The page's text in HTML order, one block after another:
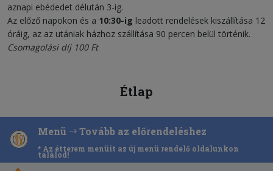
aznapi ebédedet délután 3-ig.
Az előző napokon és a 10:30-ig leadott rendelések kiszállítása 12
óráig, az az utániak házhoz szállítása 90 percen belül történik.
Csomagolási díj 100 Ft
Étlap
Menü Tovább az előrendeléshez
* Az étterem menüit az új menü rendelő oldalunkon
találod!